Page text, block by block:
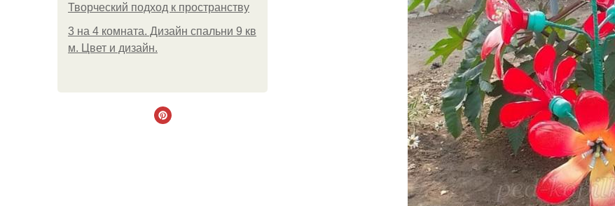
Творческий подход к пространству
3 на 4 комната. Дизайн спальни 9 кв
м. Цвет и дизайн.